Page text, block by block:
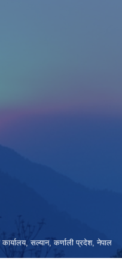
सल्यान, कर्णाली प्रदेश, नेपाल